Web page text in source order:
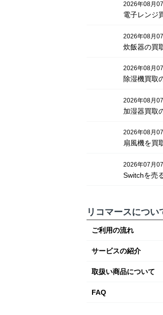
2026年08月
電子レンジ
分方法を解
2026年08月
炊飯器の買
ポイントを
2026年08月
除湿機買取
品売却につ
介！
2026年08月
加湿器買取
で不用品も
法とは
2026年08月
扇風機を買
取の利用法
2026年07月
Switchを売
解説
リコマースについ
ご利用の流れ
サービスの紹介
取扱い商品について
FAQ